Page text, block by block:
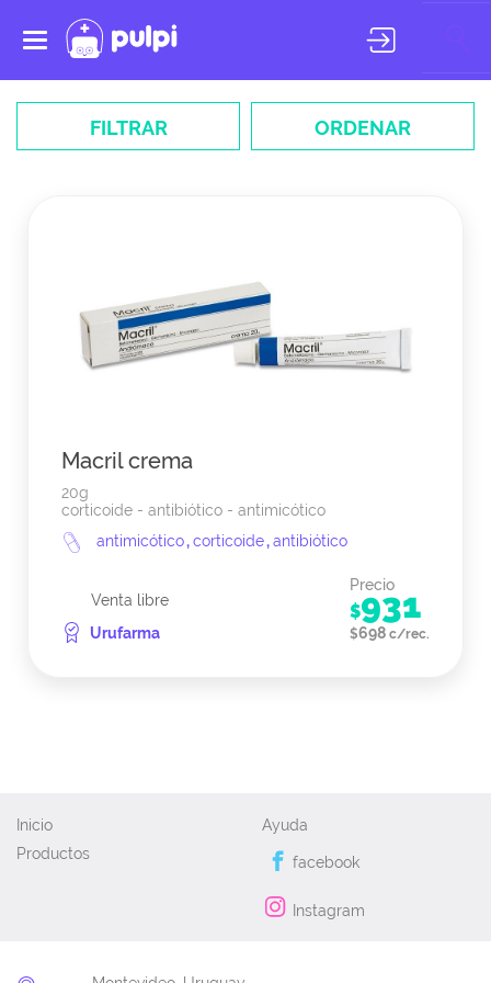
Toggle
navigation
FILTRAR ORDENAR
Macril crema
20g
corticoide - antibiótico - antimicótico
antimicótico,corticoide,antibiótico
Venta libre
Urufarma
Precio
$931
$698 c/rec.
Inicio
Productos
Ayuda
facebook
Instagram